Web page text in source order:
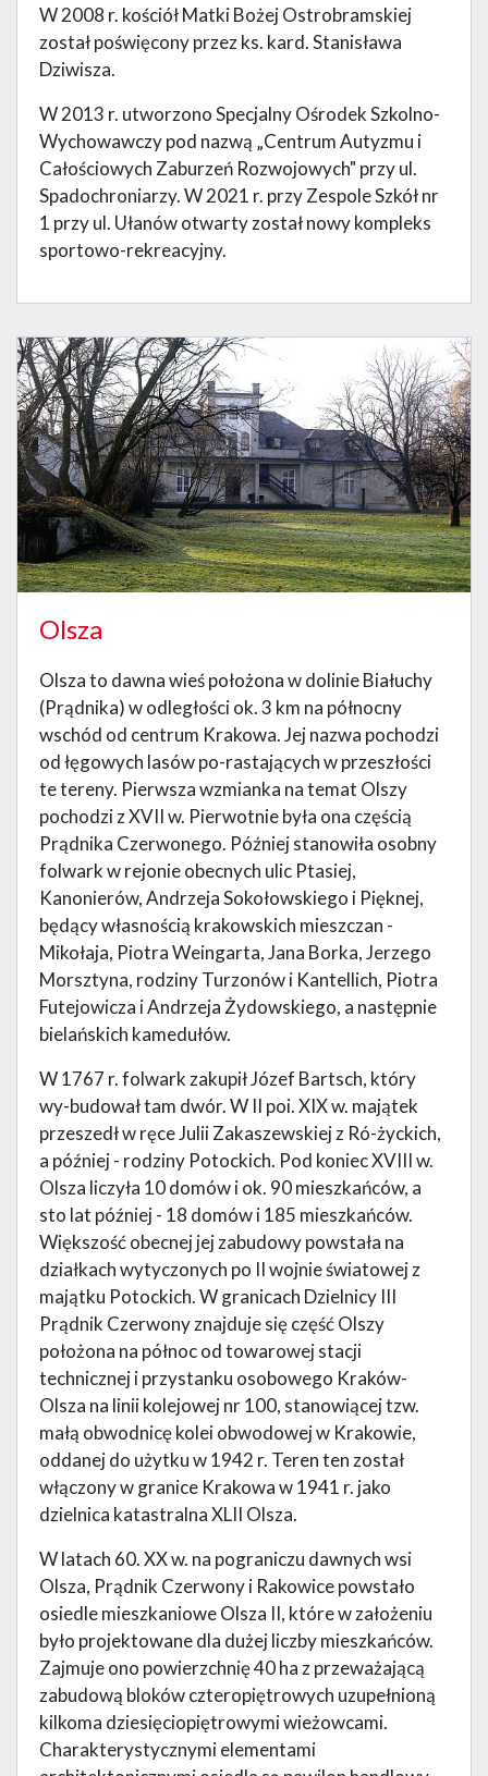
W 2008 r. kościół Matki Bożej Ostrobramskiej
został poświęcony przez ks. kard. Stanisława
Dziwisza.
W 2013 r. utworzono Specjalny Ośrodek Szkolno-
Wychowawczy pod nazwą „Centrum Autyzmu i
Całościowych Zaburzeń Rozwojowych" przy ul.
Spadochroniarzy. W 2021 r. przy Zespole Szkół nr
1 przy ul. Ułanów otwarty został nowy kompleks
sportowo-rekreacyjny.
Olsza
Olsza to dawna wieś położona w dolinie Białuchy
(Prądnika) w odległości ok. 3 km na północny
wschód od centrum Krakowa. Jej nazwa pochodzi
od łęgowych lasów po-rastających w przeszłości
te tereny. Pierwsza wzmianka na temat Olszy
pochodzi z XVII w. Pierwotnie była ona częścią
Prądnika Czerwonego. Później stanowiła osobny
folwark w rejonie obecnych ulic Ptasiej,
Kanonierów, Andrzeja Sokołowskiego i Pięknej,
będący własnością krakowskich mieszczan -
Mikołaja, Piotra Weingarta, Jana Borka, Jerzego
Morsztyna, rodziny Turzonów i Kantellich, Piotra
Futejowicza i Andrzeja Żydowskiego, a następnie
bielańskich kamedułów.
W 1767 r. folwark zakupił Józef Bartsch, który
wy-budował tam dwór. W II poi. XIX w. majątek
przeszedł w ręce Julii Zakaszewskiej z Ró-życkich,
a później - rodziny Potockich. Pod koniec XVIII w.
Olsza liczyła 10 domów i ok. 90 mieszkańców, a
sto lat później - 18 domów i 185 mieszkańców.
Większość obecnej jej zabudowy powstała na
działkach wytyczonych po II wojnie światowej z
majątku Potockich. W granicach Dzielnicy III
Prądnik Czerwony znajduje się część Olszy
położona na północ od towarowej stacji
technicznej i przystanku osobowego Kraków-
Olsza na linii kolejowej nr 100, stanowiącej tzw.
małą obwodnicę kolei obwodowej w Krakowie,
oddanej do użytku w 1942 r. Teren ten został
włączony w granice Krakowa w 1941 r. jako
dzielnica katastralna XLII Olsza.
W latach 60. XX w. na pograniczu dawnych wsi
Olsza, Prądnik Czerwony i Rakowice powstało
osiedle mieszkaniowe Olsza II, które w założeniu
było projektowane dla dużej liczby mieszkańców.
Zajmuje ono powierzchnię 40 ha z przeważającą
zabudową bloków czteropiętrowych uzupełnioną
kilkoma dziesięciopiętrowymi wieżowcami.
Charakterystycznymi elementami